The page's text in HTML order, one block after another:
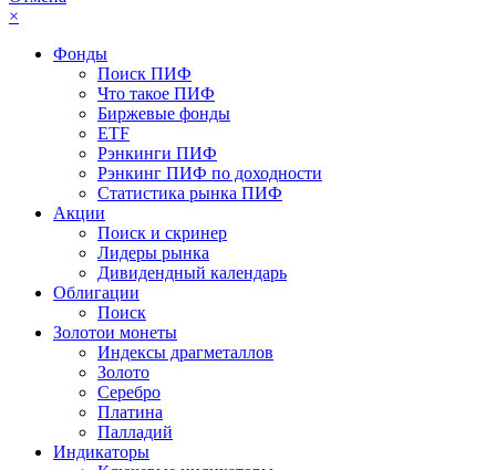
×
Фонды
Поиск ПИФ
Что такое ПИФ
Биржевые фонды
ETF
Рэнкинги ПИФ
Рэнкинг ПИФ по доходности
Статистика рынка ПИФ
Акции
Поиск и скринер
Лидеры рынка
Дивидендный календарь
Облигации
Поиск
Золотои монеты
Индексы драгметаллов
Золото
Серебро
Платина
Палладий
Индикаторы